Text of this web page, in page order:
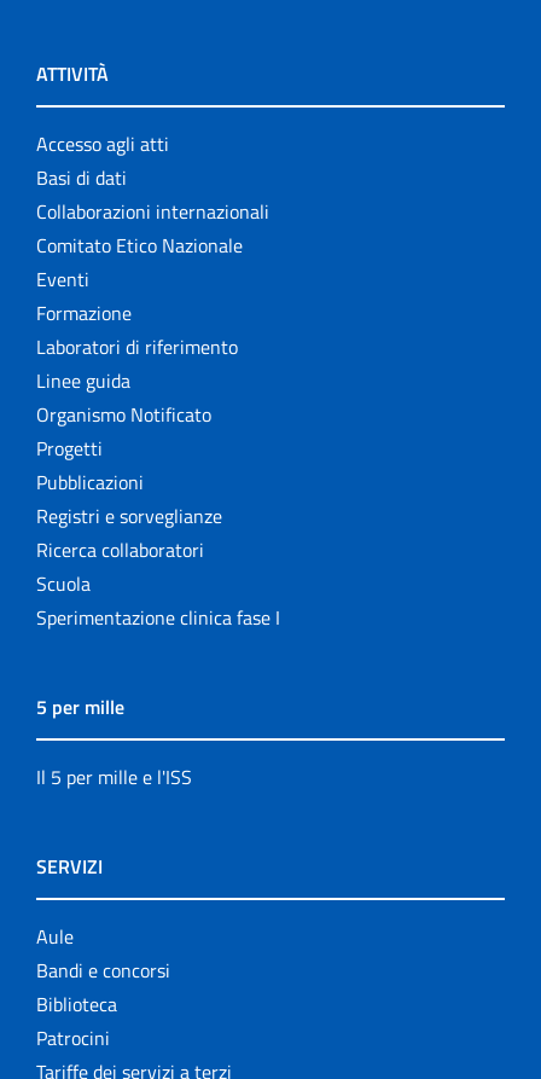
ATTIVITÀ
Accesso agli atti
Basi di dati
Collaborazioni internazionali
Comitato Etico Nazionale
Eventi
Formazione
Laboratori di riferimento
Linee guida
Organismo Notificato
Progetti
Pubblicazioni
Registri e sorveglianze
Ricerca collaboratori
Scuola
Sperimentazione clinica fase I
5 per mille
Il 5 per mille e l'ISS
SERVIZI
Aule
Bandi e concorsi
Biblioteca
Patrocini
Tariffe dei servizi a terzi